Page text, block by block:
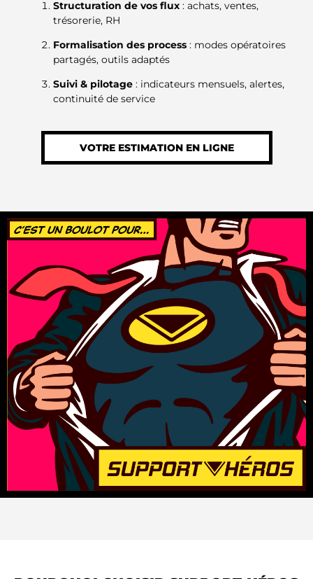
Structuration de vos flux: achats, ventes,
trésorerie, RH
Formalisation des process: modes opératoires
partagés, outils adaptés
Suivi & pilotage: indicateurs mensuels, alertes,
continuité de service
VOTRE ESTIMATION EN LIGNE